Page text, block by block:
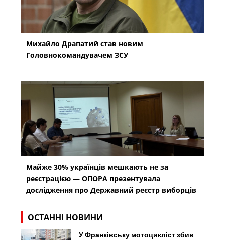
Михайло Драпатий став новим
Головнокомандувачем ЗСУ
Майже 30% українців мешкають не за
реєстрацією — ОПОРА презентувала
дослідження про Державний реєстр виборців
ОСТАННІ НОВИНИ
У Франківську мотоцикліст збив